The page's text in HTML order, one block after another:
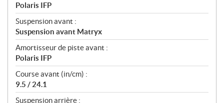
Polaris IFP
Suspension avant :
Suspension avant Matryx
Amortisseur de piste avant :
Polaris IFP
Course avant (in/cm) :
9.5 / 24.1
Suspension arrière :